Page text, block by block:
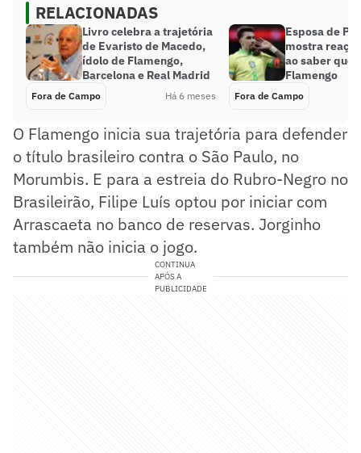
RELACIONADAS
Livro celebra a trajetória
de Evaristo de Macedo,
ídolo de Flamengo,
Barcelona e Real Madrid
Fora de Campo Há 6 meses
Esposa de
mostra
ao saber que
Flamengo
Fora de Campo
O Flamengo inicia sua trajetória para defender
o título brasileiro contra o São Paulo, no
Morumbis. E para a estreia do Rubro-Negro no
Brasileirão, Filipe Luís optou por iniciar com
Arrascaeta no banco de reservas. Jorginho
também não inicia o jogo.
CONTINUA
APÓS A
PUBLICIDADE